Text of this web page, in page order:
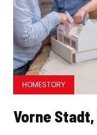
HOMESTORY
Vorne